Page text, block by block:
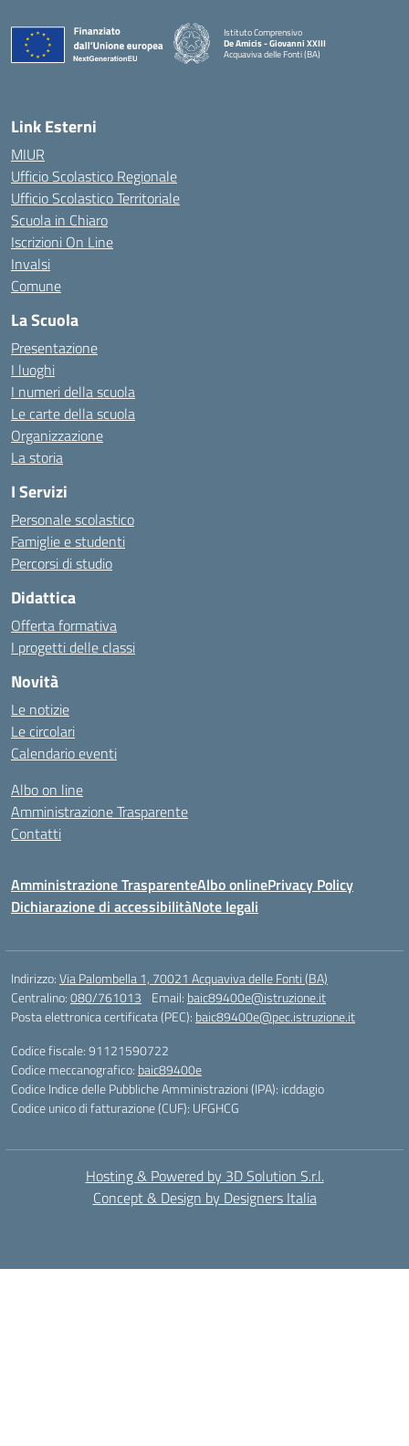
Istituto Comprensivo
De Amicis - Giovanni XXIII
Acquaviva delle Fonti (BA)
— Visita la pagina iniziale della scuola
Link Esterni
MIUR
Ufficio Scolastico Regionale
Ufficio Scolastico Territoriale
Scuola in Chiaro
Iscrizioni On Line
Invalsi
Comune
La Scuola
Presentazione
I luoghi
I numeri della scuola
Le carte della scuola
Organizzazione
La storia
I Servizi
Personale scolastico
Famiglie e studenti
Percorsi di studio
Didattica
Offerta formativa
I progetti delle classi
Novità
Le notizie
Le circolari
Calendario eventi
Albo on line
Amministrazione Trasparente
Contatti
Amministrazione TrasparenteAlbo onlinePrivacy Policy
Dichiarazione di accessibilitàNote legali
Indirizzo:Via Palombella 1, 70021 Acquaviva delle Fonti (BA)
Centralino:080/761013 Email: baic89400e@istruzione.it
Posta elettronica certificata (PEC): baic89400e@pec.istruzione.it
Codice fiscale: 91121590722
Codice meccanografico: baic89400e
Codice Indice delle Pubbliche Amministrazioni (IPA): icddagio
Codice unico di fatturazione (CUF): UFGHCG
Hosting & Powered by 3D Solution S.r.l.
Concept & Design by Designers Italia